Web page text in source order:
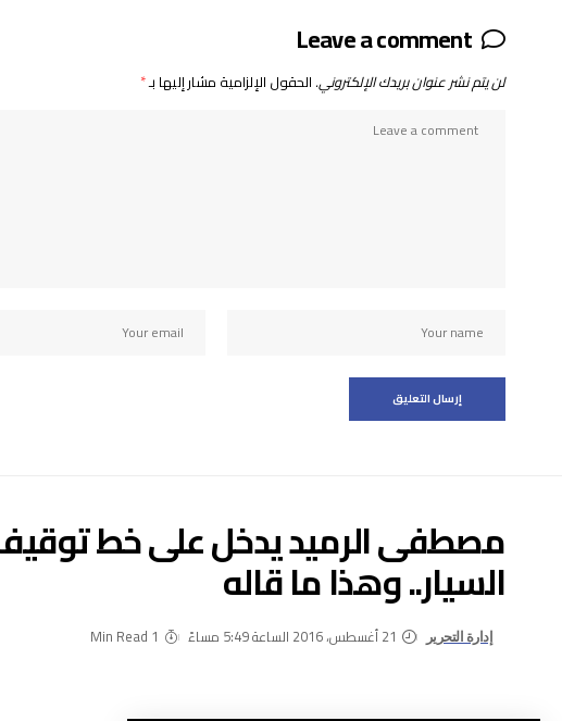
Leave a comment
لن يتم نشر عنوان بريدك الإلكتروني. الحقول الإلزامية مشار إليها بـ*
مصطفى الرميد يدخل على خط
السيار.. وهذا ما قاله
إدارة التحرير 21 أغسطس، 2016 الساعة 5:49 مساءً 1 Min Read